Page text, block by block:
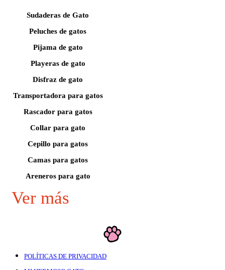
Sudaderas de Gato
Peluches de gatos
Pijama de gato
Playeras de gato
Disfraz de gato
Transportadora para gatos
Rascador para gatos
Collar para gato
Cepillo para gatos
Camas para gatos
Areneros para gato
Ver más
POLÍTICAS DE PRIVACIDAD